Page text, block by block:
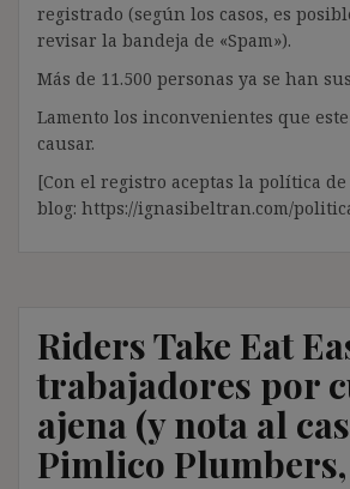
registrado (según los casos, es
revisar la bandeja de «Spam»).
Más de 11.500 personas ya se han
Lamento los inconvenientes que
causar.
[Con el registro aceptas la política
blog: https://ignasibeltran.com/
Riders Take Eat
trabajadores por
ajena (y nota al
Pimlico